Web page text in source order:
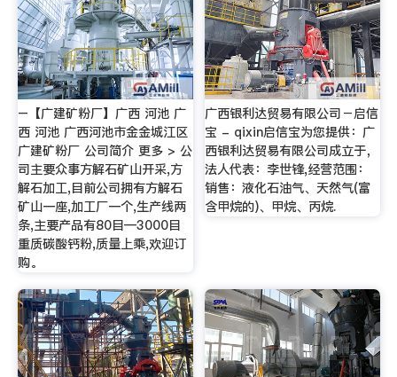
–【广建矿粉厂】广西 河池 广
西 河池 广西河池市金金城江区
广建矿粉厂 公司简介 更多 > 公
司主要众事方解石矿山开采,方
解石加工,目前公司拥有方解石
矿山一座,加工厂一个,生产线两
条,主要产品有80目—3000目
重质碳酸钙粉,质量上乘,欢迎订
购。
广西银利达贸易有限公司－启信
宝 - qixin启信宝为您提供：广
西银利达贸易有限公司成立于，
法人代表：李世锋,经营范围：
销售：液化石油气、天然气(富
含甲烷的)、甲烷、丙烷.